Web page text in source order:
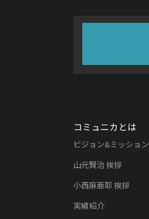
コミュニカとは
ビジョン&ミッション
山元賢治 挨拶
小西麻亜耶 挨拶
実績紹介